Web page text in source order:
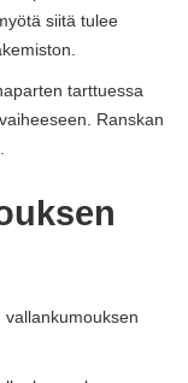
siitä tulee
tarttuessa
Ranskan